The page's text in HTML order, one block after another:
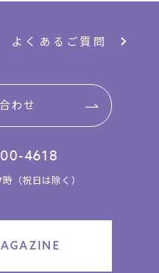
よくあるご質問
わせ
4618
（祝日は除く）